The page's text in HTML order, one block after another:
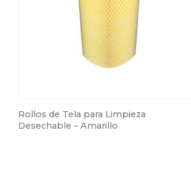
Rollos de Tela para Limpieza
Desechable – Amarillo